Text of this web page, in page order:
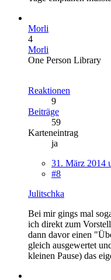
Morli
4
Morli
One Person Library
Reaktionen
9
Beiträge
59
Karteneintrag
ja
31. März 2014
#8
Julitschka
Bei mir gings mal
ich direkt zum
dann davor einen
gleich ausgewertet
kleinen Pause) das